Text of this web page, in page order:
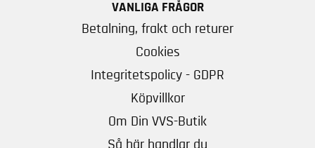
VANLIGA FRÅGOR
Betalning, frakt och returer
Cookies
Integritetspolicy - GDPR
Köpvillkor
Om Din VVS-Butik
Så här handlar du